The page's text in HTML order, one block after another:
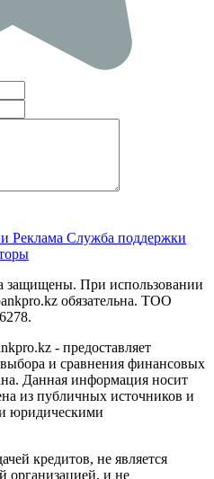
Реклама Служба поддержки
защищены. При использовании
обязательна. ТОО
- предоставляет
и сравнения финансовых
Данная информация носит
из публичных источников и
юридическими
кредитов, не является
организацией, и не